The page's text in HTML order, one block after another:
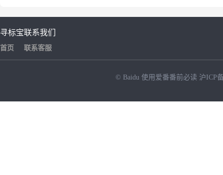
寻标宝
首页
联系我们
联系客服
© Baidu 使用爱番番前必读 沪ICP